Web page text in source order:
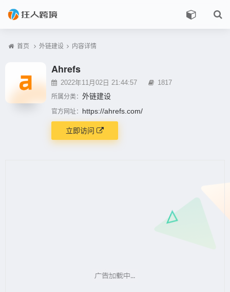
首页 外链建设 内容详情
Ahrefs
2022年11月02日 21:44:57
1817
所属分类： 外链建设
官方网址： https://ahrefs.com/
立即访问